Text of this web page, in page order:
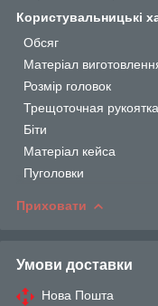
Користувальницькі
Обсяг
Матеріал
Розмір головок
Трещоточная рукоятка
Біти
Матеріал кейса
Пуголовки
Приховати
Умови доставки
Нова Пошта